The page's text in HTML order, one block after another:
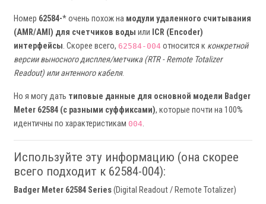
Номер 62584-* очень похож на модули удаленного считывания
(AMR/AMI) для счетчиков воды или ICR (Encoder)
интерфейсы. Скорее всего, 62584-004 относится к конкретной
версии выносного дисплея/метчика (RTR - Remote Totalizer
Readout) или антенного кабеля.
Но я могу дать типовые данные для основной модели Badger
Meter 62584 (с разными суффиксами), которые почти на 100%
идентичны по характеристикам 004.
Используйте эту информацию (она скорее
всего подходит к 62584-004):
Badger Meter 62584 Series(Digital Readout / Remote Totalizer)